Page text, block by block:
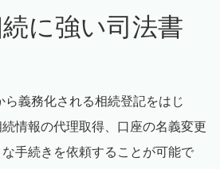
に強い司法書
義務化される相続登記をはじ
情報の代理取得、口座の名義変更
手続きを依頼することが可能で